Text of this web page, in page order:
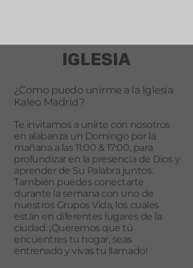
IGLESIA
¿Como puedo unirme a la Iglesia
Kaleo Madrid?
Te invitamos a unirte con nosotros
en alabanza un Domingo por la
mañana a las 11:00 & 17:00, para
profundizar en la presencia de Dios y
aprender de Su Palabra juntos.
También puedes conectarte
durante la semana con uno de
nuestros Grupos Vida, los cuales
están en diferentes lugares de la
ciudad. ¡Queremos que tú
encuentres tu hogar, seas
entrenado y vivas tu llamado!